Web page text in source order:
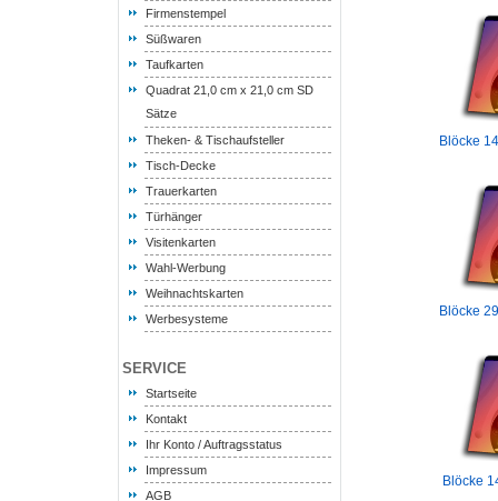
Firmenstempel
Süßwaren
Taufkarten
Quadrat 21,0 cm x 21,0 cm SD
Sätze
Theken- & Tischaufsteller
Tisch-Decke
Trauerkarten
Türhänger
Visitenkarten
Wahl-Werbung
Weihnachtskarten
Werbesysteme
SERVICE
Startseite
Kontakt
Ihr Konto / Auftragsstatus
Impressum
AGB
Blöcke
Blöcke
Blöcke